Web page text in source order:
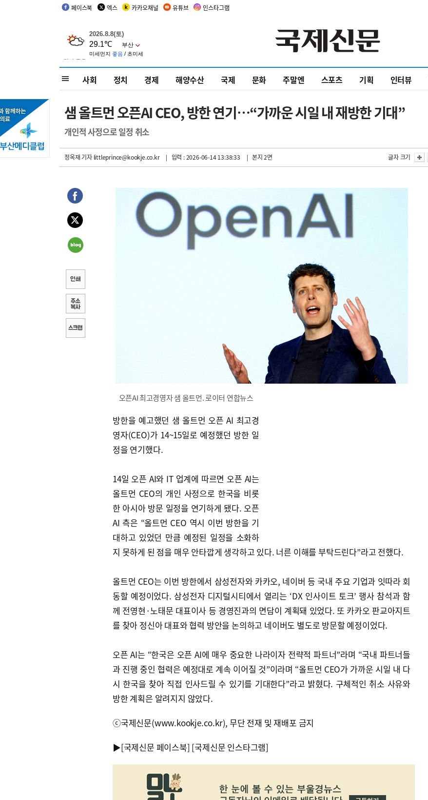
페이스북 엑스 카카오채널 유튜브 인스타그램
사회 정치 경제 해양수산 국제 문화 주말엔 스포츠 기획 인터뷰
샘 올트먼 오픈AI CEO, 방한 연기…“가까운 시일 내 재방한 기대”
개인적 사정으로 일정 취소
정옥재 기자littleprince@kookje.co.kr | 입력 : 2026-06-14 13:38:33 | 본지 2면 글자 크기
오픈AI 최고경영자 샘 올트먼. 로이터 연합뉴스
방한을 예고했던 샘 올트먼 오픈 AI 최고경
영자(CEO)가 14~15일로 예정했던 방한 일
정을 연기했다.
14일 오픈 AI와 IT 업계에 따르면 오픈 AI는
올트먼 CEO의 개인 사정으로 한국을 비롯
한 아시아 방문 일정을 연기하게 됐다. 오픈
AI 측은 “올트먼 CEO 역시 이번 방한을 기
대하고 있었던 만큼 예정된 일정을 소화하
지 못하게 된 점을 매우 안타깝게 생각하고 있다. 너른 이해를 부탁드린다”라고 전했다.
올트먼 CEO는 이번 방한에서 삼성전자와 카카오, 네이버 등 국내 주요 기업과 잇따라 회
동할 예정이었다. 삼성전자 디지털시티에서 열리는 ‘DX 인사이트 토크’ 행사 참석과 함
께 전영현·노태문 대표이사 등 경영진과의 면담이 계획돼 있었다. 또 카카오 판교아지트
를 찾아 정신아 대표와 협력 방안을 논의하고 네이버도 별도로 방문할 예정이었다.
오픈 AI는 “한국은 오픈 AI에 매우 중요한 나라이자 전략적 파트너”라며 “국내 파트너들
과 진행 중인 협력은 예정대로 계속 이어질 것”이라며 “올트먼 CEO가 가까운 시일 내 다
시 한국을 찾아 직접 인사드릴 수 있기를 기대한다”라고 밝혔다. 구체적인 취소 사유와
방한 계획은 알려지지 않았다.
ⓒ국제신문(www.kookje.co.kr), 무단 전재 및 재배포 금지
▶[국제신문 페이스북] [국제신문 인스타그램]